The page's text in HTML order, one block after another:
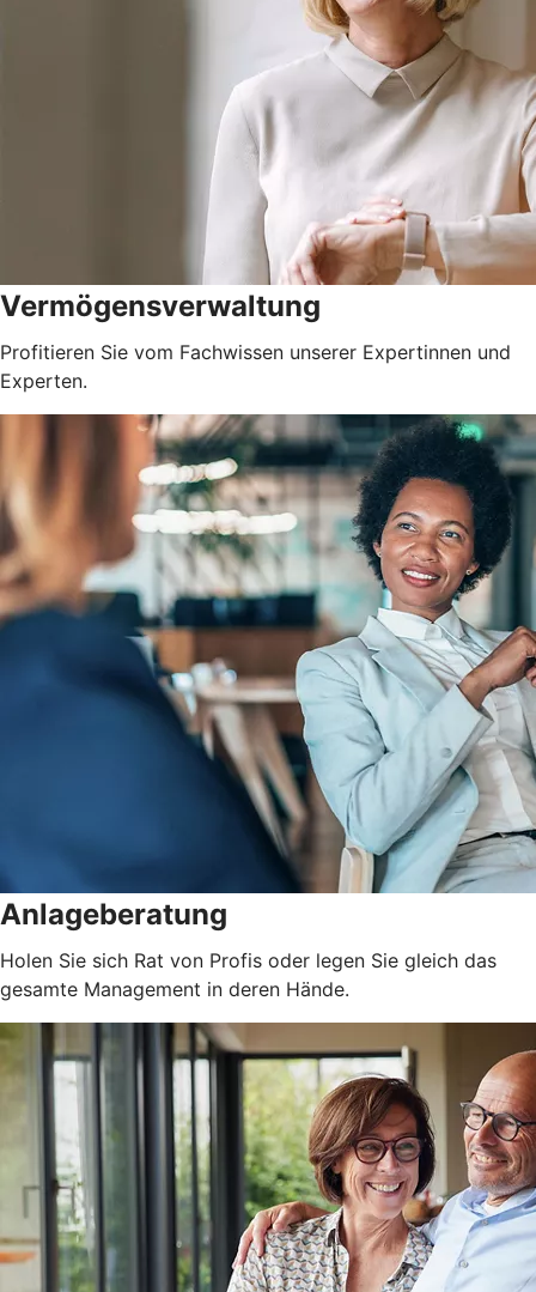
Vermögensverwaltung
Profitieren Sie vom Fachwissen unserer Expertinnen und
Experten.
Anlageberatung
Holen Sie sich Rat von Profis oder legen Sie gleich das
gesamte Management in deren Hände.